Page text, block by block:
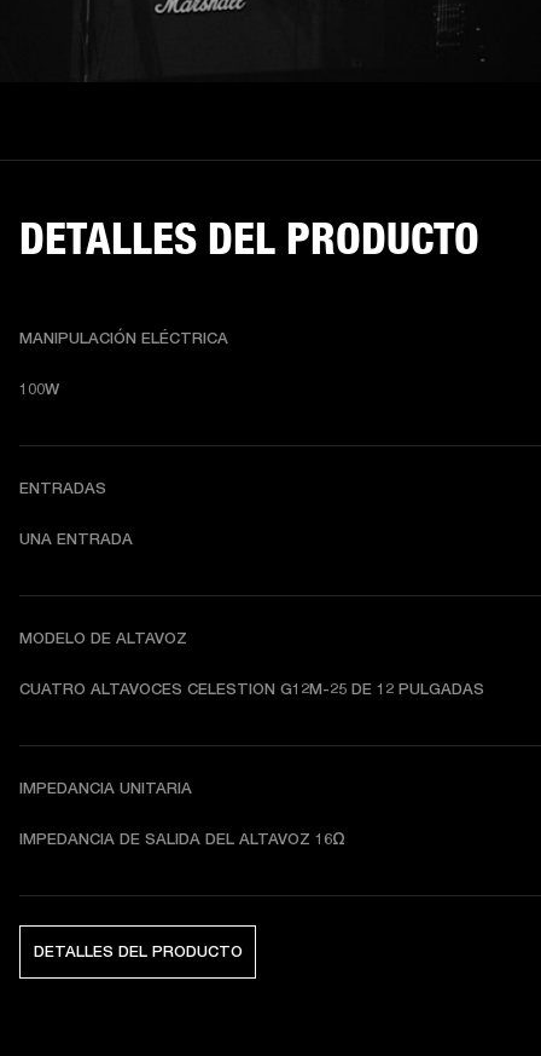
DETALLES DEL PRODUCTO
MANIPULACIÓN ELÉCTRICA
100W
ENTRADAS
UNA ENTRADA
MODELO DE ALTAVOZ
CUATRO ALTAVOCES CELESTION G12M-25 DE 12 PULGADAS
IMPEDANCIA UNITARIA
IMPEDANCIA DE SALIDA DEL ALTAVOZ 16Ω
DETALLES DEL PRODUCTO